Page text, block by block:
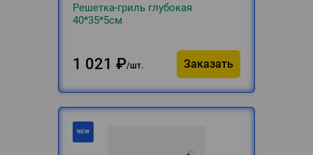
Решетка-гриль глубокая
40*35*5см
1 021 ₽ шт. Заказать